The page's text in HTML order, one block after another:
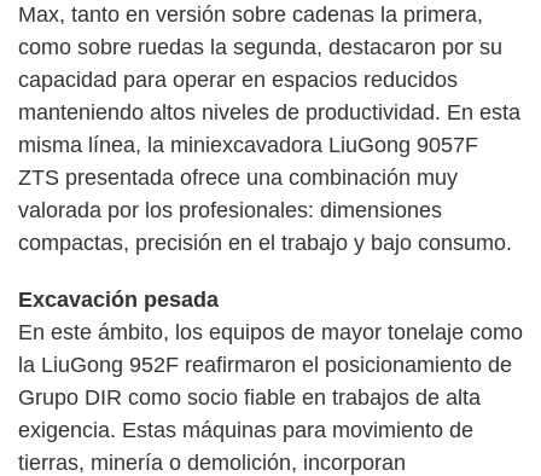
Max, tanto en versión sobre cadenas la primera,
como sobre ruedas la segunda, destacaron por su
capacidad para operar en espacios reducidos
manteniendo altos niveles de productividad. En esta
misma línea, la miniexcavadora LiuGong 9057F
ZTS presentada ofrece una combinación muy
valorada por los profesionales: dimensiones
compactas, precisión en el trabajo y bajo consumo.
Excavación pesada
En este ámbito, los equipos de mayor tonelaje como
la LiuGong 952F reafirmaron el posicionamiento de
Grupo DIR como socio fiable en trabajos de alta
exigencia. Estas máquinas para movimiento de
tierras, minería o demolición, incorporan